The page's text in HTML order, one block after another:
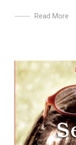
Read More